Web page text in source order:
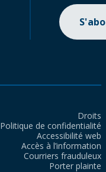
Droits
Politique de confidentialité
Accessibilité web
Accès à l’information
Courriers frauduleux
Porter plainte